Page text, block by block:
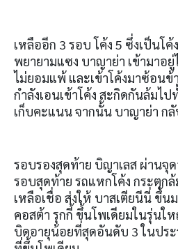
เหลืออีก 3 รอบ โค้ง 5 ซึ่งเป็นโค้
พยายามแซง บาญาย่า เข้ามาอ
ไม่ยอมแพ้ และเข้าโค้งมาซ้อนข้
กำลังเอนเข้าโค้ง สะกิดกันล้มไ
เก็บคะแนน จากนั้น บาญาย่า ก
รอบรองสุดท้าย บิญาเลส ผ่านจุ
รอบสุดท้าย รถแหกโค้ง กระตุก
เหลือเชื่อ ส่งให้ บาสเตียนีนี่ ขึ้น
คอสต้า รุกกี้ ขึ้นโพเดียมในรุ่นใ
บิดอายุน้อยที่สุดอันดับ 3ในปร